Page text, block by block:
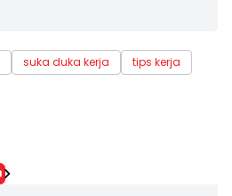
suka duka kerja
tips kerja